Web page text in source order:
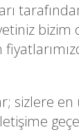
sizlere